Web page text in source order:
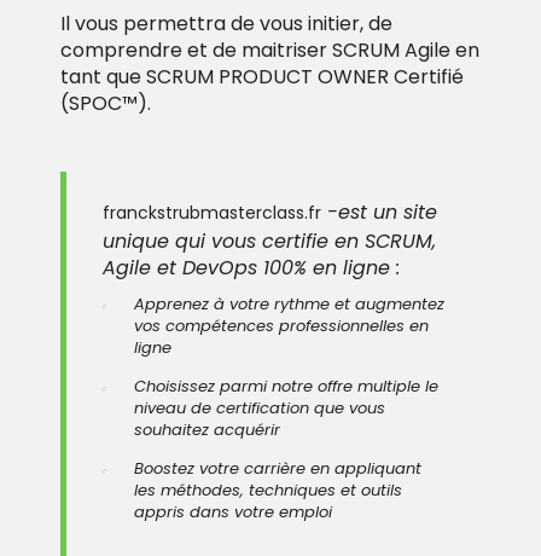
Il vous permettra de vous initier, de
comprendre et de maitriserSCRUM Agile en
tant que SCRUM PRODUCT OWNER Certifié
(SPOC™).
franckstrubmasterclass.fr -est un site
unique qui vous certifie en SCRUM,
Agile et DevOps 100% en ligne :
Apprenez à votre rythme et augmentez
vos compétences professionnelles en
ligne
Choisissez parmi notre offre multiple le
niveau de certification que vous
souhaitez acquérir
Boostez votre carrière en appliquant
les méthodes, techniques et outils
appris dans votre emploi